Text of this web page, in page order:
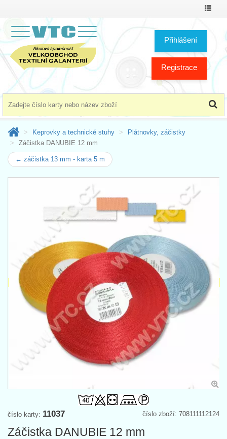
Přihlášení
Registrace
Keprovky a technické stuhy
Plátnovky, záčistky
Záčistka DANUBIE 12 mm
← záčistka 13 mm - karta 5 m
číslo zboží: 708111112124
číslo karty: 11037
Záčistka DANUBIE 12 mm